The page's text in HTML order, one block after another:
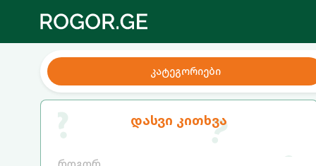
კატეგორიები
დასვი კითხვა